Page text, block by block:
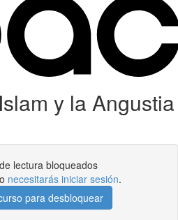
y la Angustia
lectura bloqueados
necesitarás iniciar sesión.
para desbloquear